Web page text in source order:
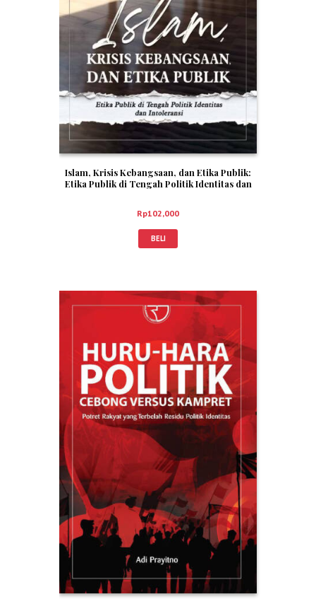
Islam, Krisis Kebangsaan, dan Etika Publik:
Etika Publik di Tengah Politik Identitas dan
Rp102,000
BELI